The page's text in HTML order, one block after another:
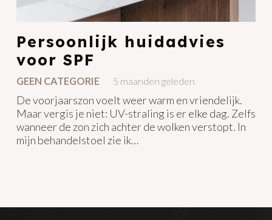
Persoonlijk huidadvies
voor SPF
GEEN CATEGORIE 5 maanden geleden
De voorjaarszon voelt weer warm en vriendelijk.
Maar vergis je niet: UV-straling is er elke dag. Zelfs
wanneer de zon zich achter de wolken verstopt. In
mijn behandelstoel zie ik…